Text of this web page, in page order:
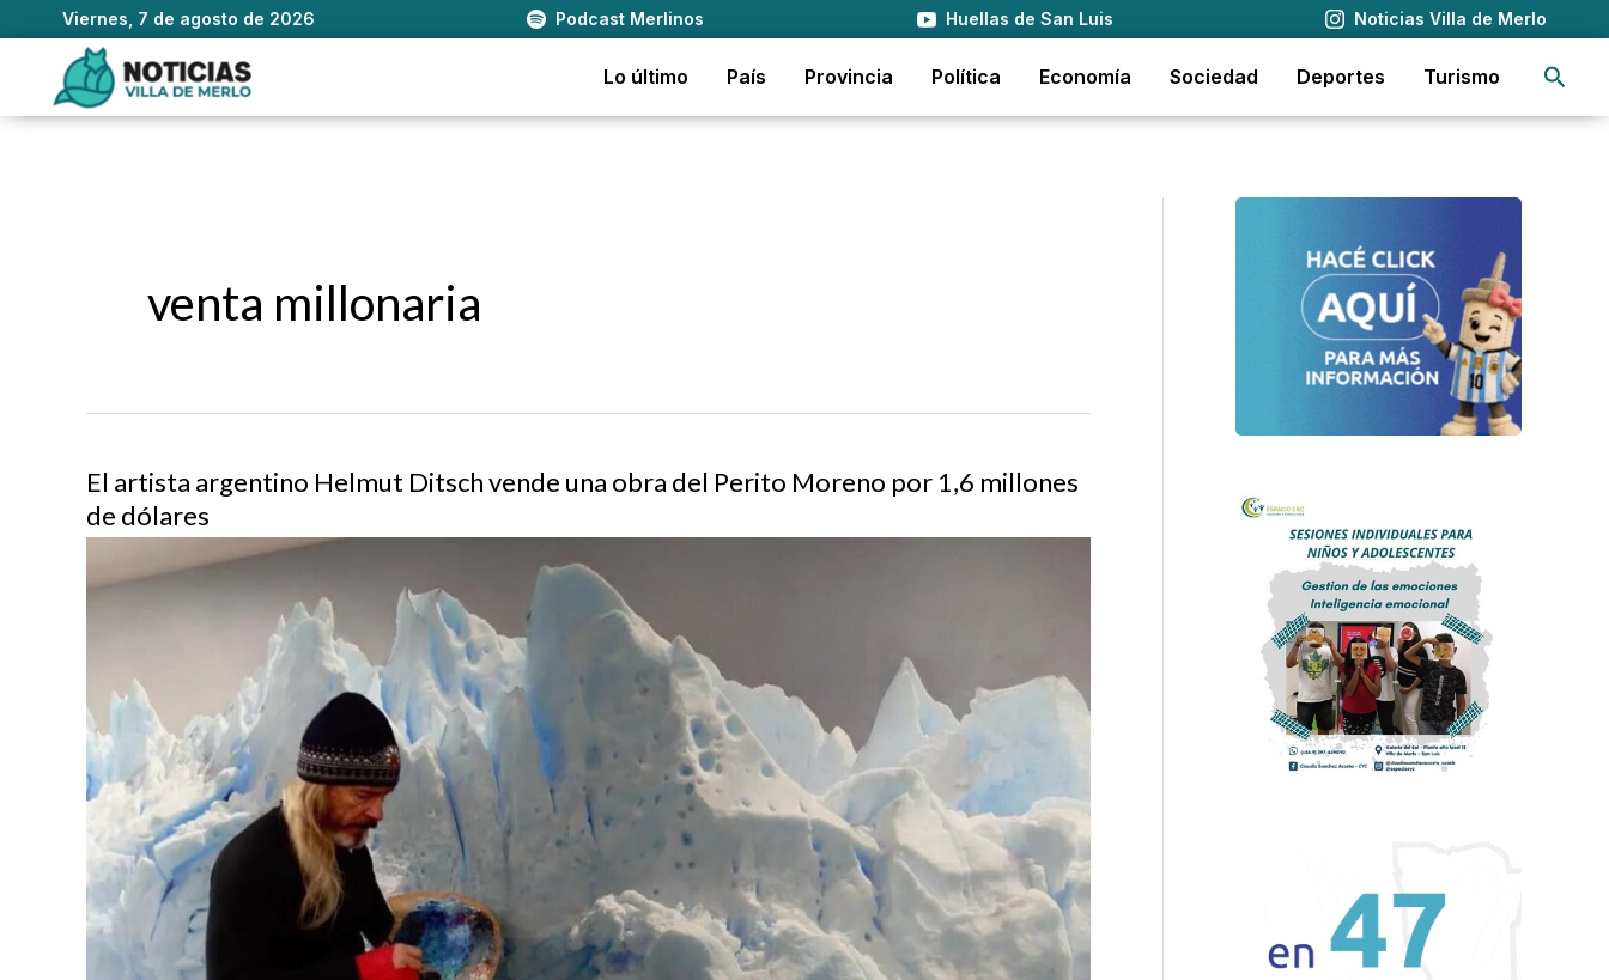
Viernes, 7 de agosto de 2026 Podcast Merlinos Huellas de San Luis Noticias Villa de Merlo
contenido
Lo último País Provincia Política Economía Sociedad Deportes Turismo
venta millonaria
El artista argentino Helmut Ditsch vende una obra del Perito Moreno por 1,6 millones
de dólares